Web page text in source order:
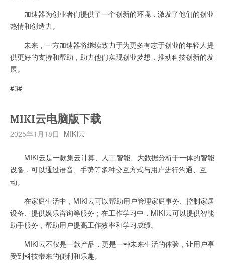
加速器为创业者们提供了一个创新的环境，激发了他们的创业
热情和创造力。
未来，一方加速器将继续致力于为更多有志于创业的年轻人提
供更好的支持和帮助，助力他们实现创业梦想，推动科技创新的发
展。
#3#
MIKI云电脑版下载
2025年1月18日 MIKI云
MIKI云是一款集云计算、人工智能、大数据分析于一体的智能
设备，可以通过语音、手势等多种交互方式与用户进行沟通、互
动。
在家庭生活中，MIKI云可以帮助用户管理家庭事务、控制家居
设备、提供娱乐咨询等服务；在工作学习中，MIKI云可以提供智能
助手服务，帮助用户提高工作效率和学习成绩。
MIKI云不仅是一款产品，更是一种未来生活的体验，让用户享
受到科技带来的便利和乐趣。